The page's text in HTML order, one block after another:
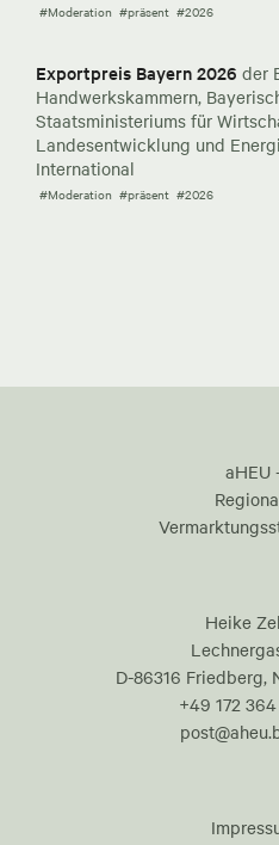
#Moderation #präsent #2026
Exportpreis Bayern 2026 der
Handwerkskammern,
Staatsministeriums für
Landesentwicklung und
International
#Moderation #präsent #2026
aHEU
Heike
D-86316 Friedberg,
+49 172